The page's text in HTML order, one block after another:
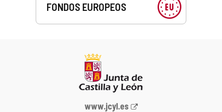
FONDOS EUROPEOS
Portal
www.jcyl.es